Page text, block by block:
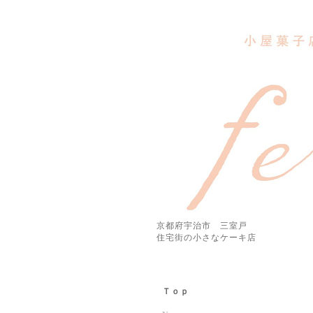
京都府宇治市 三室戸
住宅街の小さなケーキ店
Ｔｏｐ